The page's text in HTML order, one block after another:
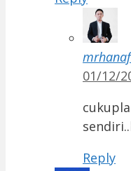
01/12/
Reply